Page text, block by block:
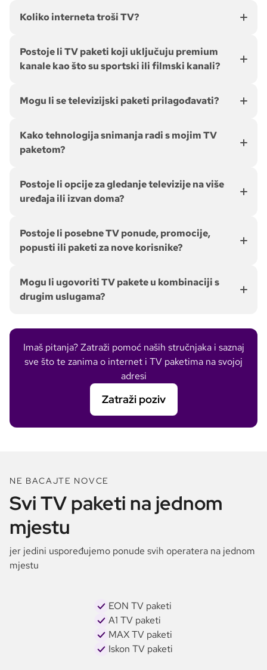
Koliko interneta troši TV?
Postoje li TV paketi koji uključuju premium
kanale kao što su sportski ili filmski kanali?
Mogu li se televizijski paketi prilagođavati?
Kako tehnologija snimanja radi s mojim TV
paketom?
Postoje li opcije za gledanje televizije na više
uređaja ili izvan doma?
Postoje li posebne TV ponude, promocije,
popusti ili paketi za nove korisnike?
Mogu li ugovoriti TV pakete u kombinaciji s
drugim uslugama?
Imaš pitanja? Zatraži pomoć naših stručnjaka i saznaj
sve što te zanima o internet i TV paketima na svojoj
adresi
Zatraži poziv
NE BACAJTE NOVCE
Svi TV paketi na jednom
mjestu
jer jedini uspoređujemo ponude svih operatera na jednom
mjestu
EON TV paketi
A1 TV paketi
MAX TV paketi
Iskon TV paketi